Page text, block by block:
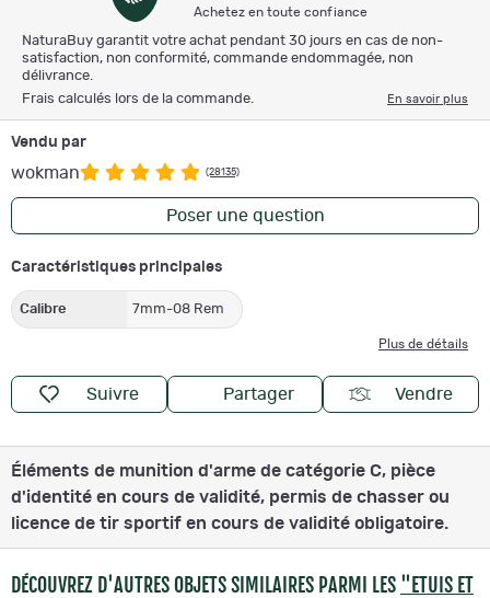
Achetez en toute confiance
NaturaBuy garantit votre achat pendant 30 jours en cas de non-
satisfaction, non conformité, commande endommagée, non
délivrance.
Frais calculés lors de la commande.
En savoir plus
Vendu par
wokman (28135)
Poser une question
Caractéristiques principales
Calibre 7mm-08 Rem
Plus de détails
Suivre Partager Vendre
Éléments de munition d'arme de catégorie C, pièce
d'identité en cours de validité, permis de chasser ou
licence de tir sportif en cours de validité obligatoire.
DÉCOUVREZ D'AUTRES OBJETS SIMILAIRES PARMI LES "ETUIS ET